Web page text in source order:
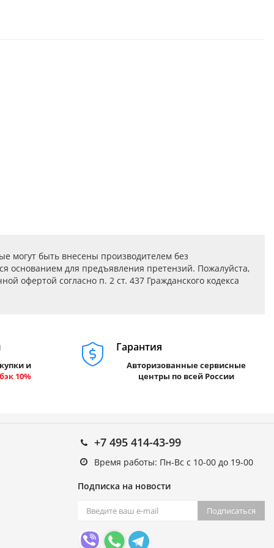
могут быть внесены производителем без
основанием для предъявления претензий. Пожалуйста,
офертой согласно п. 2 ст. 437 Гражданского кодекса
и
10%
Гарантия
Авторизованные сервисные
центры по всей России
+7 495 414-43-99
Время работы: Пн-Вс с 10-00 до 19-00
Подписка на новости
Подписаться